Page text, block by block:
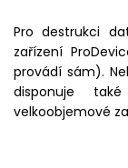
Pro destrukci
zařízení
provádí sám).
disponuje
velkoobjemové